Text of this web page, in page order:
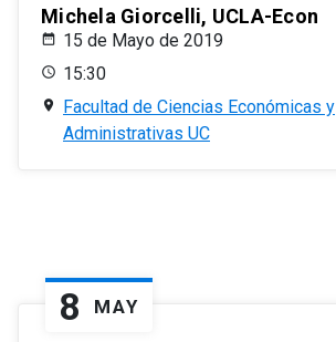
Michela Giorcelli, UCLA-Econ
15 de Mayo de 2019
15:30
Facultad de Ciencias Económicas y
Administrativas UC
8 MAY